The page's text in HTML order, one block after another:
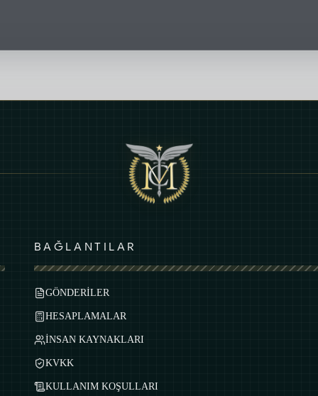
BAĞLANTILAR
GÖNDERİLER
HESAPLAMALAR
İNSAN KAYNAKLARI
KVKK
KULLANIM KOŞULLARI